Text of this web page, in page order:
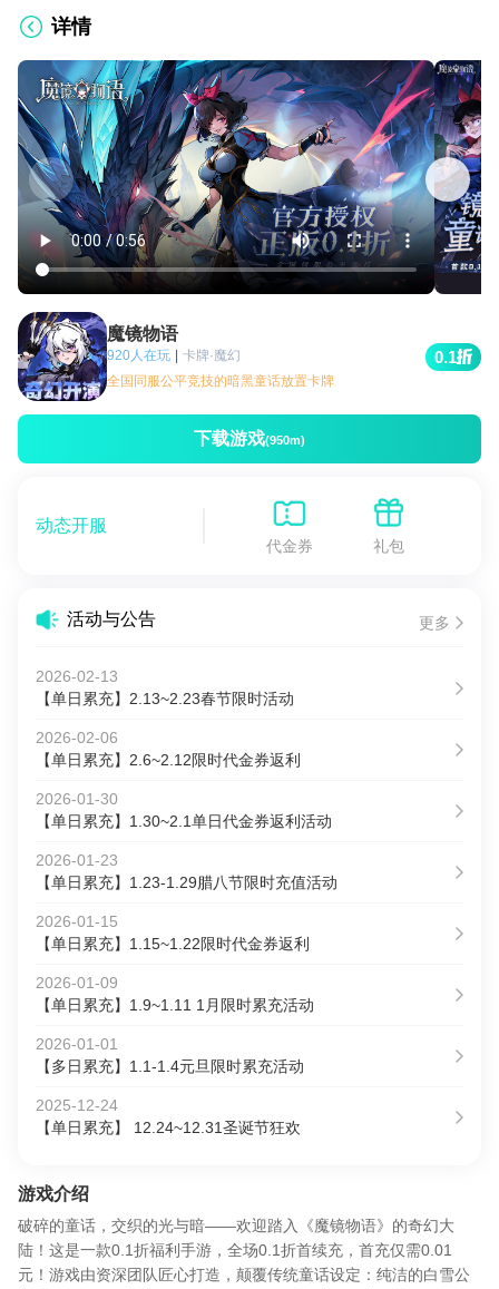
详情
魔镜物语
920人在玩 | 卡牌·魔幻
全国同服公平竞技的暗黑童话放置卡牌
0.1
下载游戏(950m)
动态开服
代金券 礼包
活动与公告 更多
2026-02-13
【单日累充】2.13~2.23春节限时活动
2026-02-06
【单日累充】2.6~2.12限时代金券返利
2026-01-30
【单日累充】1.30~2.1单日代金券返利活动
2026-01-23
【单日累充】1.23-1.29腊八节限时充值活动
2026-01-15
【单日累充】1.15~1.22限时代金券返利
2026-01-09
【单日累充】1.9~1.11 1月限时累充活动
2026-01-01
【多日累充】1.1-1.4元旦限时累充活动
2025-12-24
【单日累充】 12.24~12.31圣诞节狂欢
游戏介绍
破碎的童话，交织的光与暗——欢迎踏入《魔镜物语》的奇幻大
陆！这是一款0.1折福利手游，全场0.1折首续充，首充仅需0.01
元！游戏由资深团队匠心打造，颠覆传统童话设定：纯洁的白雪公